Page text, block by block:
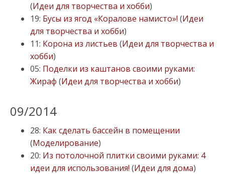
(Идеи для творчества и хобби)
19: Бусы из ягод «Коралове намисто»! (Идеи
для творчества и хобби)
11: Корона из листьев (Идеи для творчества и
хобби)
05: Поделки из каштанов своими руками:
Жираф (Идеи для творчества и хобби)
09/2014
28: Как сделать бассейн в помещении
(Моделирование)
20: Из потолочной плитки своими руками: 4
идеи для использования! (Идеи для дома)